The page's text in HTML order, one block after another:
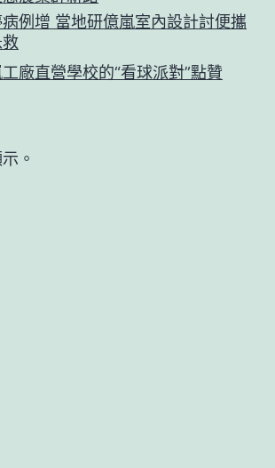
例增 當地研億嵐室內設計討便攜
廠直營學校的“看球派對”點贊
。